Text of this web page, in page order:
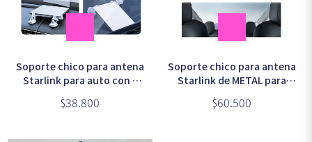
Soporte chico para antena
Starlink para auto con 2
sopapa (3701)
$38.800
Soporte chico para antena
Starlink de METAL para
auto con 4 sopapa (3701A)
$60.500